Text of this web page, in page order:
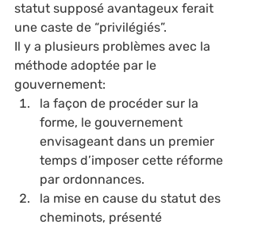
statut supposé avantageux ferait
une caste de “privilégiés”.
Il y a plusieurs problèmes avec la
méthode adoptée par le
gouvernement:
la façon de procéder sur la
forme, le gouvernement
envisageant dans un premier
temps d’imposer cette réforme
par ordonnances.
la mise en cause du statut des
cheminots, présenté